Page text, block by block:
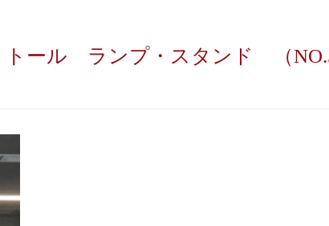
トール ランプ・スタンド （